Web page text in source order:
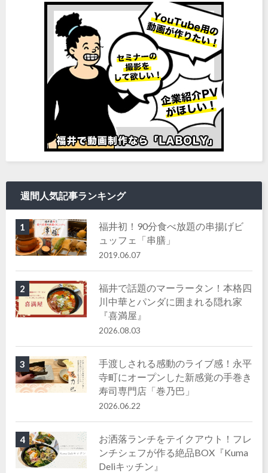
週間人気記事ランキング
1
福井初！90分食べ放題の串揚げビ
ュッフェ「串膳」
2019.06.07
2
福井で話題のマーラータン！本格四
川中華とパンダに囲まれる隠れ家
『喜満屋』
2026.08.03
3
手渡しされる感動のライブ感！永平
寺町にオープンした新感覚の手巻き
寿司専門店「巻乃巴」
2026.06.22
4
お洒落ランチをテイクアウト！フレ
ンチシェフが作る絶品BOX『Kuma
Deliキッチン』